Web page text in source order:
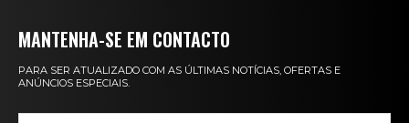
MANTENHA-SE EM CONTACTO
PARA SER ATUALIZADO COM AS ÚLTIMAS NOTÍCIAS, OFERTAS E
ANÚNCIOS ESPECIAIS.